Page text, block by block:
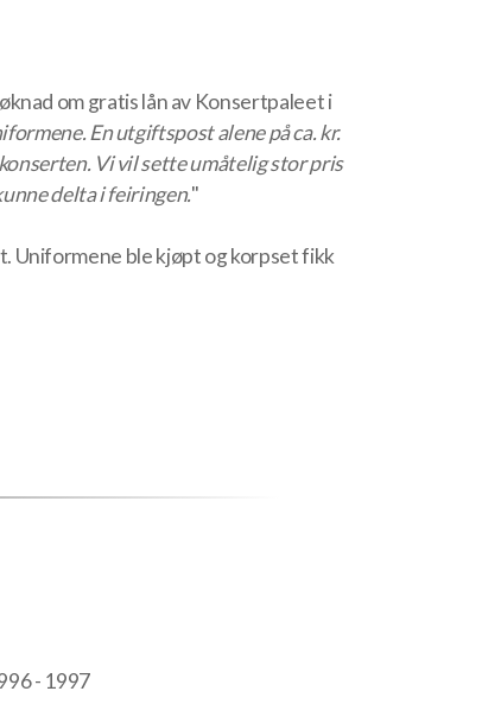
om gratis lån av Konsertpaleet i
En utgiftspost alene på ca. kr.
Vi vil sette umåtelig stor pris
delta i feiringen."
Uniformene ble kjøpt og korpset fikk
- 1997